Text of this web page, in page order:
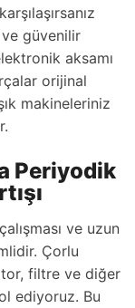
güvenilir
aksamı
orijinal
makineleriniz
Periyodik
ve uzun
Çorlu
filtre ve diğer
ediyoruz. Bu